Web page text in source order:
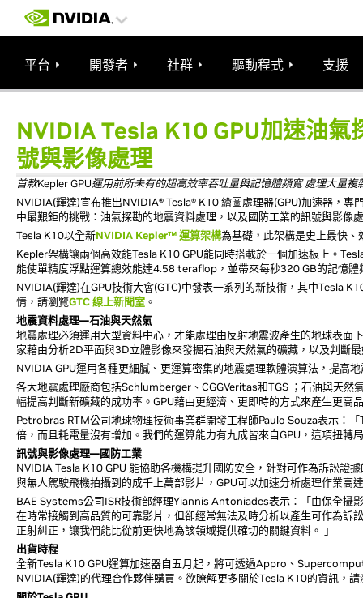
平台 開發者 社群 驅動程式 支援
NVIDIA Tesla K10 GPU加速油氣
號與影像處理
首款Kepler GPU運用前所未有的超高效率吞吐量與記憶體頻寬 處理大量複
NVIDIA(輝達)宣布推出NVIDIA® Tesla® K10 繪圖處理器(GPU)加速器，專
中最艱鉅的挑戰：油氣探勘的地震資料處理，以及國防工業的訊號與影像
Tesla K10以全新NVIDIA Kepler™ 運算架構為基礎，此架構是史上最快
Kepler架構讓兩個高效能Tesla K10 GPU能同時搭載於一個加速板上。
能使單精度浮點運算總效能達4.58 teraflop，並帶來每秒320 GB的記憶體
NVIDIA(輝達)在GPU技術大會(GTC)中發表一系列的新技術，其中Tesla
情，請瀏覽GTC 線上新聞室 。
地震資料處理―石油與天然氣
地震處理必須運用大型資料中心，才能處理由反射地震波產生的地球表
家藉由分析2D平面與3D立體影像來發掘石油與天然氣的礦藏，以及判斷
NVIDIA GPU運用各種更細膩、更運算密集的地震處理軟體演算法，提高
各大地震處理廠商包括Schlumberger、CGGVeritas和TGS ；石油與天
幅提高判斷新礦藏的成功率。GPU藉由更經濟、更即時的方式來產生更
Petrobras RTM公司地球物理技術事業群開發工程師Paulo Souza表示：
倍，而且耗電量沒有增加。我們的運算能力有九成皆來自GPU，這項扭
訊號與影像處理―國防工業
NVIDIA Tesla K10 GPU 能協助各機構提升國防安全，針對可作為訴訟證
與無人駕駛飛機拍攝到的成千上萬部影片，GPU可以加速分析處理作業
BAE Systems公司ISR技術部經理Yiannis Antoniades表示：「由保全攝
在時常接觸到高品質的可靠影片，但卻經常無法及時分析以產生可作為訴
正射糾正，讓我們能比從前更快地為該領域提供確切的關鍵資料。 」
出貨時程
全新Tesla K10 GPU運算加速器自五月起，將可透過Appro、
NVIDIA(輝達)的代理合作夥伴購買。欲瞭解更多關於Tesla K10的資訊，請